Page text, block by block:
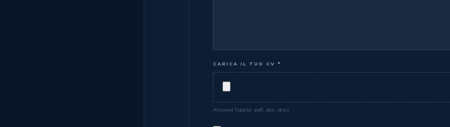
CARICA IL TUO CV *
Allowed Type(s): .pdf, .doc, .docx